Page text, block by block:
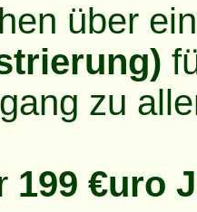
über
zu
199 €uro